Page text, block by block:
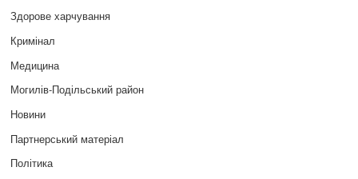
Здорове харчування
Кримінал
Медицина
Могилів-Подільський район
Новини
Партнерський матеріал
Політика